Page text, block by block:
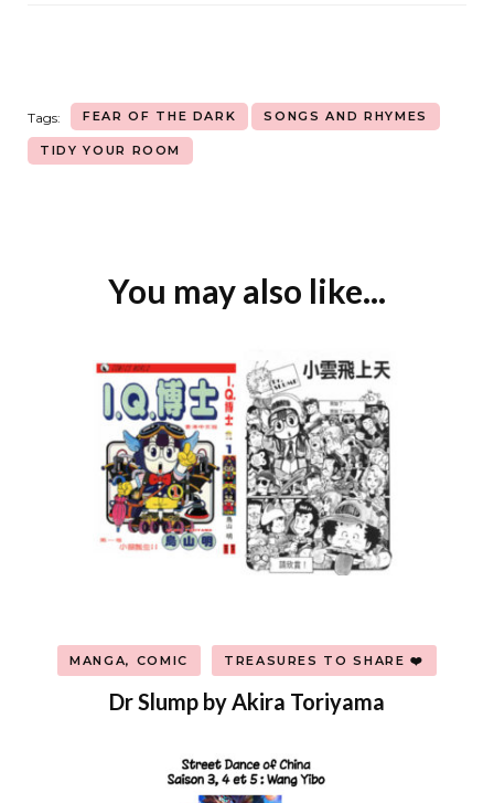
Tags: FEAR OF THE DARK SONGS AND RHYMES
TIDY YOUR ROOM
You may also like...
MANGA, COMIC TREASURES TO SHARE ❤️
Dr Slump by Akira Toriyama